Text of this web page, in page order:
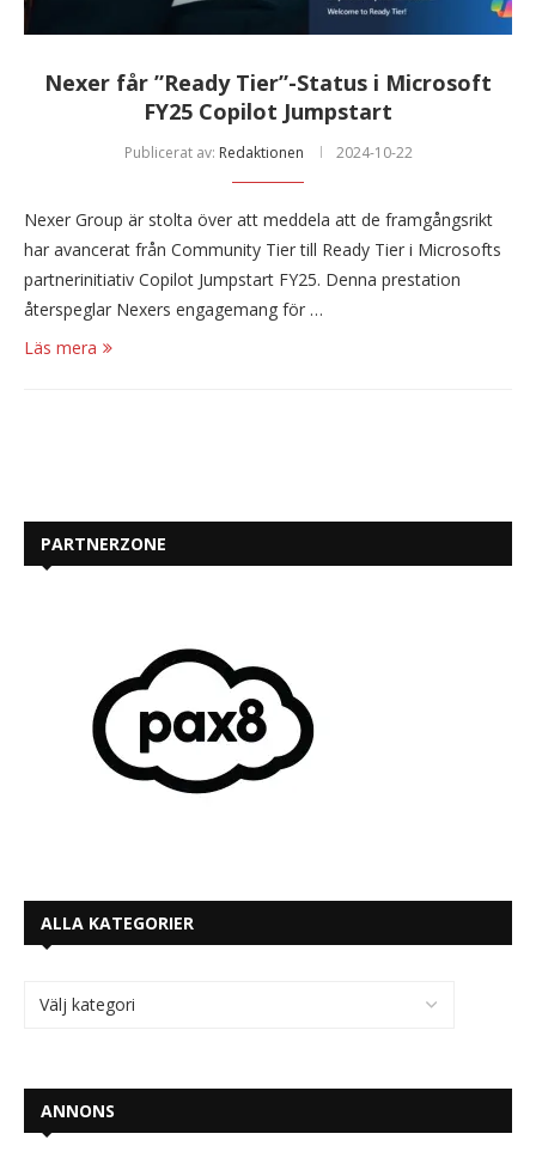
Nexer får ”Ready Tier”-Status i Microsoft
FY25 Copilot Jumpstart
Publicerat av: Redaktionen 2024-10-22
Nexer Group är stolta över att meddela att de framgångsrikt
har avancerat från Community Tier till Ready Tier i Microsofts
partnerinitiativ Copilot Jumpstart FY25. Denna prestation
återspeglar Nexers engagemang för …
Läs mera
PARTNERZONE
ALLA KATEGORIER
ANNONS